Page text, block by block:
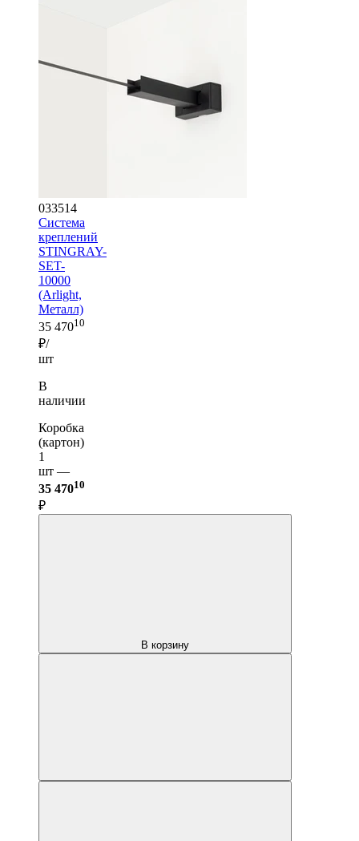
033514
Система
креплений
STINGRAY-
SET-
10000
(Arlight,
Металл)
35 47010
₽/
шт
В
наличии
Коробка
(картон)
1
шт —
35 47010
₽
В корзину